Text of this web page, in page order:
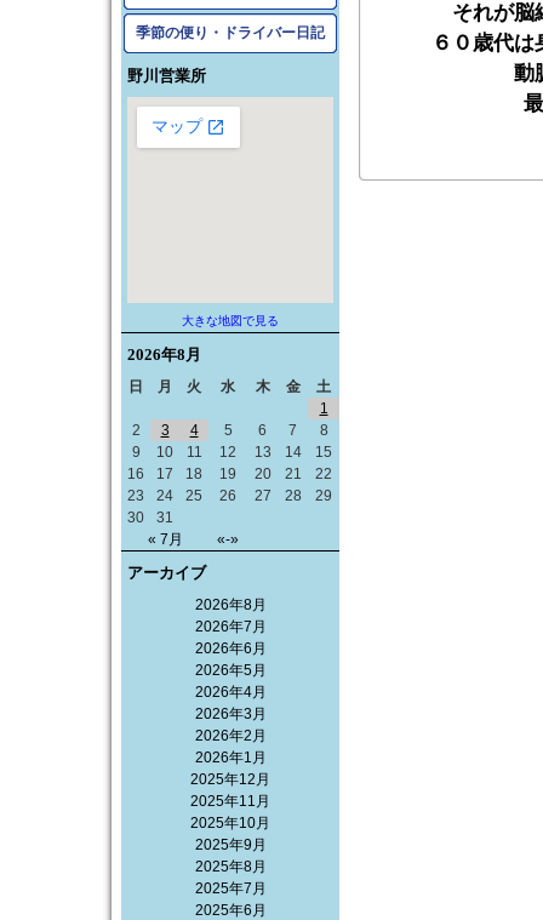
季節の便り・ドライバー日記
野川営業所
大きな地図で見る
2026年8月
日 月 火 水 木 金 土
« 7月 «-»
1
2
3 4 5 6 7
8
9
10 11 12 13 14
15
16
17 18 19 20 21
22
23
24 25 26 27 28
29
30
31
アーカイブ
2026年8月
2026年7月
2026年6月
2026年5月
2026年4月
2026年3月
2026年2月
2026年1月
2025年12月
2025年11月
2025年10月
2025年9月
2025年8月
2025年7月
2025年6月
それが脳
６０歳代
動